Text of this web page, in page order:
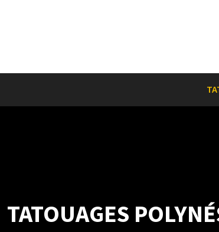
TATOUAGES